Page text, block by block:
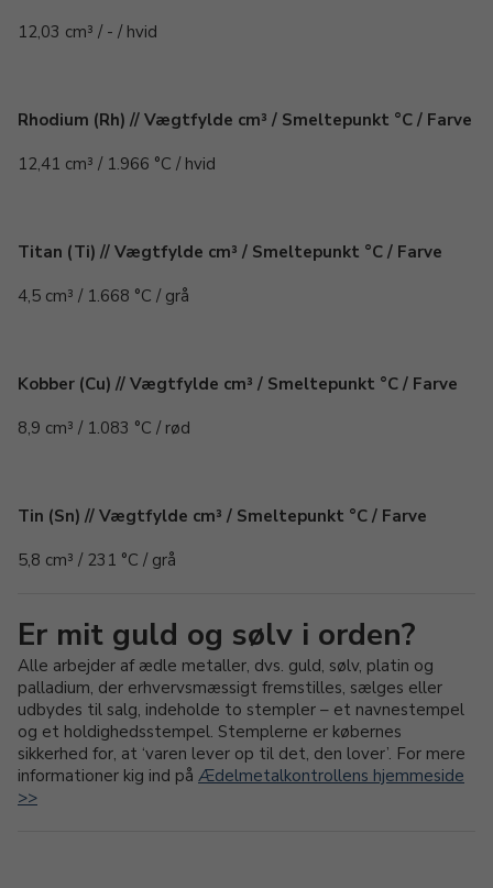
12,03 cm³ / - / hvid
Rhodium (Rh) // Vægtfylde cm³ / Smeltepunkt °C / Farve
12,41 cm³ / 1.966 °C / hvid
Titan (Ti) // Vægtfylde cm³ / Smeltepunkt °C / Farve
4,5 cm³ / 1.668 °C / grå
Kobber (Cu) // Vægtfylde cm³ / Smeltepunkt °C / Farve
8,9 cm³ / 1.083 °C / rød
Tin (Sn) // Vægtfylde cm³ / Smeltepunkt °C / Farve
5,8 cm³ / 231 °C / grå
Er mit guld og sølv i orden?
Alle arbejder af ædle metaller, dvs. guld, sølv, platin og
palladium, der erhvervsmæssigt fremstilles, sælges eller
udbydes til salg, indeholde to stempler – et navnestempel
og et holdighedsstempel. Stemplerne er købernes
sikkerhed for, at ‘varen lever op til det, den lover’. For mere
informationer kig ind på Ædelmetalkontrollens hjemmeside
>>